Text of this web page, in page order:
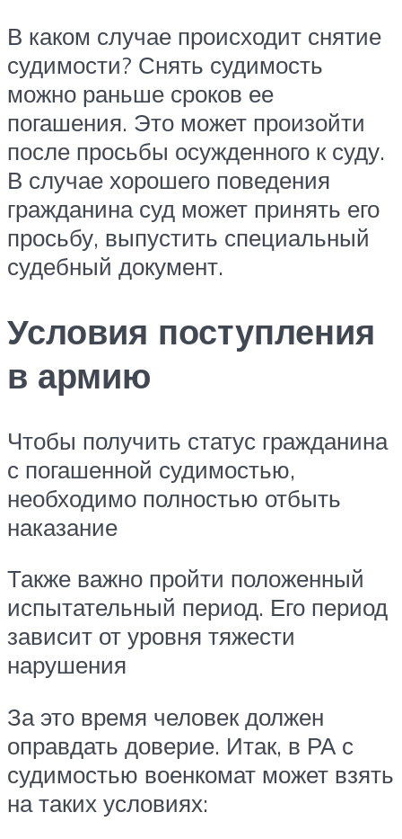
В каком случае происходит снятие
судимости? Снять судимость
можно раньше сроков ее
погашения. Это может произойти
после просьбы осужденного к суду.
В случае хорошего поведения
гражданина суд может принять его
просьбу, выпустить специальный
судебный документ.
Условия поступления
в армию
Чтобы получить статус гражданина
с погашенной судимостью,
необходимо полностью отбыть
наказание
Также важно пройти положенный
испытательный период. Его период
зависит от уровня тяжести
нарушения
За это время человек должен
оправдать доверие. Итак, в РА с
судимостью военкомат может взять
на таких условиях: